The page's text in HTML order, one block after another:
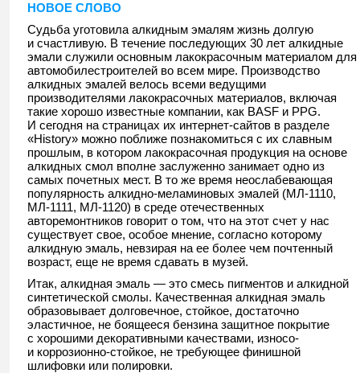
НОВОЕ СЛОВО
Судьба уготовила алкидным эмалям жизнь долгую
и счастливую. В течение последующих 30 лет алкидные
эмали служили основным лакокрасочным материалом для
автомобилестроителей во всем мире. Производство
алкидных эмалей велось всеми ведущими
производителями лакокрасочных материалов, включая
такие хорошо известные компании, как BASF и PPG.
И сегодня на страницах их интернет-сайтов в разделе
«History» можно поближе познакомиться с их славным
прошлым, в котором лакокрасочная продукция на основе
алкидных смол вполне заслуженно занимает одно из
самых почетных мест. В то же время неослабевающая
популярность алкидно-меламиновых эмалей (МЛ-1110,
МЛ-1111, МЛ-1120) в среде отечественных
авторемонтников говорит о том, что на этот счет у нас
существует свое, особое мнение, согласно которому
алкидную эмаль, невзирая на ее более чем почтенный
возраст, еще не время сдавать в музей.
Итак, алкидная эмаль — это смесь пигментов и алкидной
синтетической смолы. Качественная алкидная эмаль
образовывает долговечное, стойкое, достаточно
эластичное, не боящееся бензина защитное покрытие
с хорошими декоративными качествами, износо-
и коррозионно-стойкое, не требующее финишной
шлифовки или полировки.